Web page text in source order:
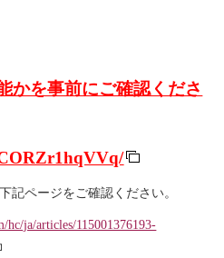
かを事前にご確認くださ
記ページをご確認ください。
hc/ja/articles/115001376193-